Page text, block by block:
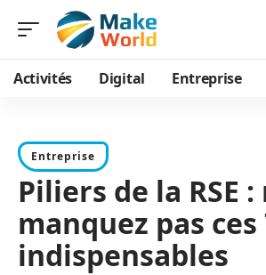
Activités Digital Entreprise
Entreprise
Piliers de la RSE :
manquez pas ces
indispensables